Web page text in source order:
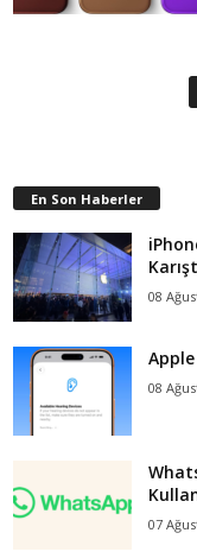
En Son Haberler
08
08
07